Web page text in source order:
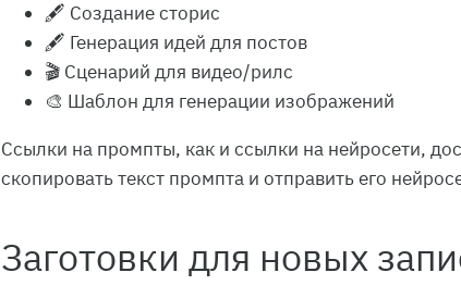
🖋️ Создание сторис
🖋️ Генерация идей для постов
🎬 Сценарий для видео/рилс
🎨 Шаблон для генерации изображений
Ссылки на промпты, как и ссылки на нейросети,
скопировать текст промпта и отправить его
Заготовки для новых